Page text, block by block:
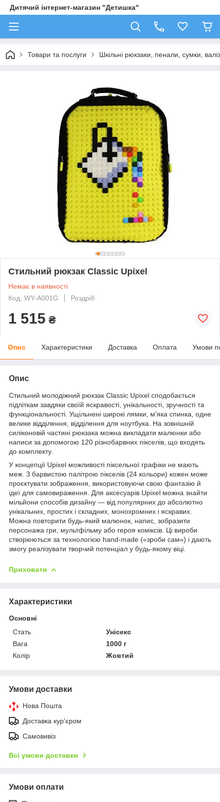
Дитячий інтернет-магазин "Детишка"
Товари та послуги Шкільні рюкзаки, пенали, сумки,
Стильний рюкзак Classic Upixel
Немає в наявності
Код: WY-A001G
Роздріб
1 515 ₴
Опис Характеристики Доставка Оплата Умови
Опис
Стильний молодіжний рюкзак Classic Upixel сподобається
підліткам завдяки своїй яскравості, унікальності, зручності та
функціональності. Ущільнені широкі лямки, м'яка спинка, одне
велике відділення, відділення для ноутбука. На зовнішній
силіконовій частині рюкзака можна викладати малюнки або
написи за допомогою 120 різнобарвних пікселів, що входять
до комплекту.
У концепції Upixel можливості піксельної графіки не мають
меж. З барвистою палітрою пікселів (24 кольори) кожен може
проєктувати зображення, використовуючи свою фантазію й
ідеї для самовираження. Для аксесуарів Upixel можна знайти
мільйони способів дизайну — від популярних до абсолютно
унікальних, простих і складних, монохромних і яскравих.
Можна повторити будь-який малюнок, напис, зобразити
персонажа гри, мультфільму або героя коміксів. Ці вироби
створюються за технологією hand-made («зроби сам») і дають
змогу реалізувати творчий потенціал у будь-якому віці.
Приховати
Характеристики
Основні
Стать
Унісекс
Вага
1000 г
Колір
Жовтий
Умови доставки
Нова Пошта
Доставка кур'єром
Самовивіз
Всі умови доставки
Умови оплати